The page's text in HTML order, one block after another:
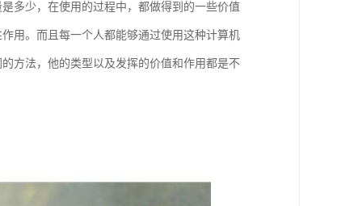
多少，在使用的过程中，都做得到的一些价值
用。而且每一个人都能够通过使用这种计算机
方法，他的类型以及发挥的价值和作用都是不